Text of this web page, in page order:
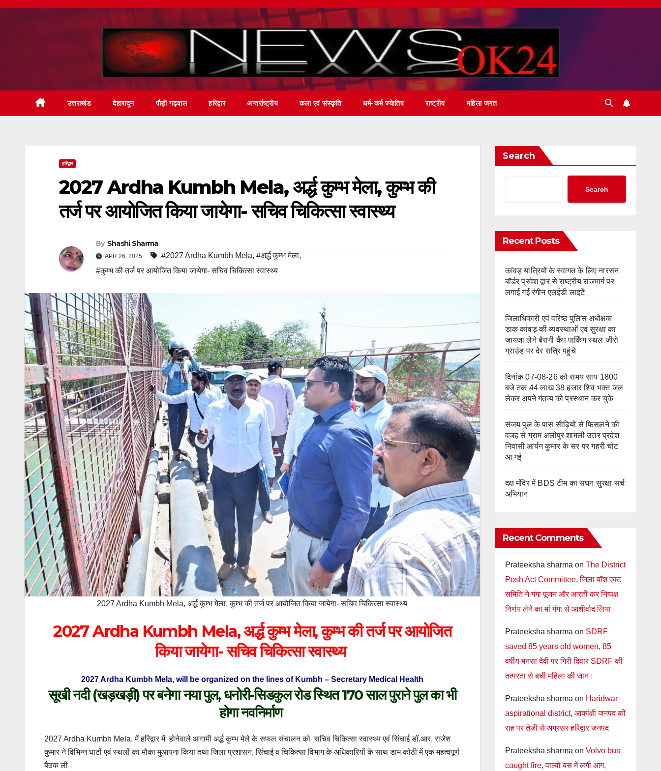
Skip
उत्तराखंड देहारादून पौड़ी गढ़वाल हरिद्वार अन्तर्राष्ट्रीय कला एवं संस्कृति धर्म-कर्म ज्येातिष राष्ट्रीय महिला जगत
हरिद्वार
2027 Ardha Kumbh Mela, अर्द्ध कुम्भ मेला, कुम्भ की
तर्ज पर आयोजित किया जायेगा- सचिव चिकित्सा स्वास्थ्य
By Shashi Sharma
APR 26, 2025 #2027 Ardha Kumbh Mela, #अर्द्ध कुम्भ मेला,
#कुम्भ की तर्ज पर आयोजित किया जायेगा- सचिव चिकित्सा स्वास्थ्य
2027 Ardha Kumbh Mela, अर्द्ध कुम्भ मेला, कुम्भ की तर्ज पर आयोजित किया जायेगा- सचिव चिकित्सा स्वास्थ्य
2027 Ardha Kumbh Mela, अर्द्ध कुम्भ मेला, कुम्भ की तर्ज पर आयोजित
किया जायेगा- सचिव चिकित्सा स्वास्थ्य
2027 Ardha Kumbh Mela, will be organized on the lines of Kumbh – Secretary Medical Health
सूखी नदी (खड़खड़ी) पर बनेगा नया पुल, धनोरी-सिडकुल रोड स्थित 170 साल पुराने पुल का भी
होगा नवनिर्माण
2027 Ardha Kumbh Mela, में हरिद्वार में होनेवाले आगामी अर्द्ध कुम्भ मेले के सफल संचालन को सचिव चिकित्सा स्वास्थ्य एवं सिंचाई डॉ.आर. राजेश
कुमार ने विभिन्न घाटों एवं स्थलों का मौका मुआयना किया तथा जिला प्रशासन, सिंचाई व चिकित्सा विभाग के अधिकारियों के साथ डाम कोठी में एक महत्वपूर्ण
बैठक ली।
Search
Search
Recent Posts
कांवड़ यात्रियों के स्वागत के लिए नारसन
बॉर्डर प्रवेश द्वार से राष्ट्रीय राजमार्ग पर
लगाई गई रंगीन एलईडी लाइटें
जिलाधिकारी एवं वरिष्ठ पुलिस अधीक्षक
डाक कांवड़ की व्यवस्थाओं एवं सुरक्षा का
जायजा लेने बैरागी कैंप पार्किंग स्थल जीरो
ग्राउंड पर देर रात्रि पहुंचे
दिनांक 07-08-26 को समय साय 1800
बजे तक 44 लाख 38 हजार शिव भक्त जल
लेकर अपने गंतव्य को प्रस्थान कर चुके
संजय पुल के पास सीढ़ियों से फिसलने की
वजह से ग्राम अलीपुर शामली उत्तर प्रदेश
निवासी आर्यन कुमार के सर पर गहरी चोट
आ गई
दक्ष मंदिर में BDS टीम का सघन सुरक्षा सर्च
अभियान
Recent Comments
Prateeksha sharma on The District
Posh Act Committee, जिला पॉश एक्ट
समिति ने गंगा पूजन और आरती कर निष्पक्ष
निर्णय लेने का मां गंगा से आशीर्वाद लिया।
Prateeksha sharma on SDRF
saved 85 years old women, 85
वर्षीय मनसा देवी पर गिरी दिवार SDRF की
तत्परता से बची महिला की जान।
Prateeksha sharma on Haridwar
aspirational district, आकांक्षी जनपद की
राह पर तेजी से अग्रसर हरिद्वार जनपद
Prateeksha sharma on Volvo bus
caught fire, वाल्वो बस में लगी आग,